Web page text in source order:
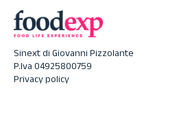
Sinext di Giovanni Pizzolante
P.Iva 04925800759
Privacy policy